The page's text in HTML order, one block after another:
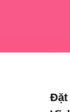
Đặt